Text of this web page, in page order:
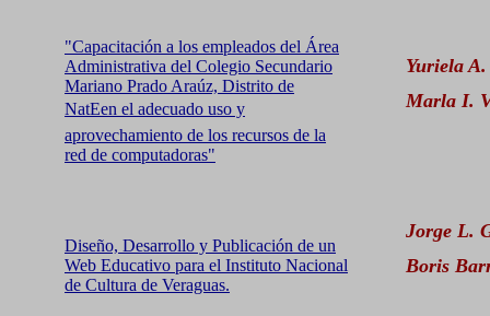
"Capacitación a los empleados del Área
Administrativa del Colegio Secundario
Mariano Prado Araúz, Distrito de
NatEen el adecuado uso y
aprovechamiento de los recursos de la
red de computadoras"
Yuriela
Marla I.
Diseño, Desarrollo y Publicación de un
Web Educativo para el Instituto Nacional
de Cultura de Veraguas.
Jorge L.
Boris